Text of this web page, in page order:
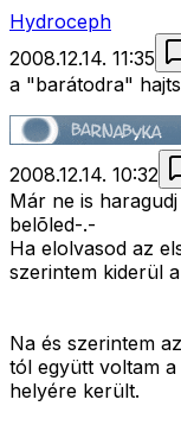
Hydroceph
2008.12.14. 11:35
a "barátodra"
2008.12.14. 10:32
Már ne is
belõled-.-
Ha elolvasod az
szerintem kiderül
Na és szerintem
tól együtt voltam
helyére került.